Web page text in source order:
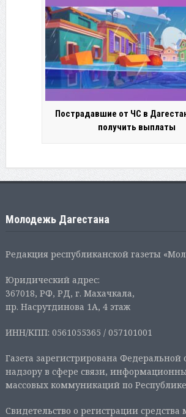
Пострадавшие от ЧС в
получить выплаты
Молодежь Дагестана
Редакция республиканской газеты
Юридический адрес:
367018, РФ, РД, г. Махачкала,
пр. Насрутдинова 1А, 4 этаж
ИНН/КПП: 0561055365 / 057101001
Газета зарегистрирована Федеральной
надзору в сфере связи,
массовых коммуникаций по
Свидетельство о регистрации средства